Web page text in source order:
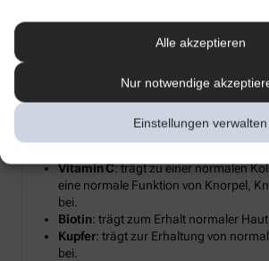
Alle akzeptieren
Nur notwendige
Einstellungen verwalten
Rühren Sie 2× täglich je 10 g Pulver in
erfrischendes Getränk, unkompliziert und
*Zugelassene gesundheitsbezogene
Vitamin C: trägt zu einer normalen
eine normale Funktion von Knorpel,
bei.
Biotin: trägt zum Erhalt normaler Haut
Kupfer: trägt zur Erhaltung von
bei.